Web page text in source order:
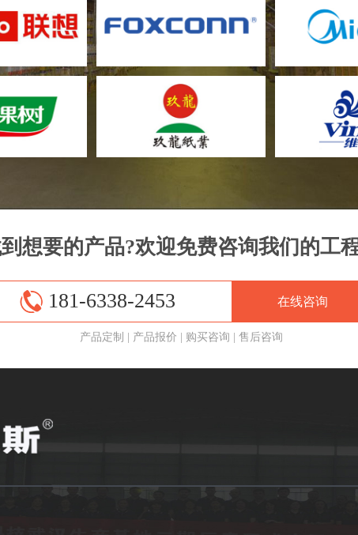
想要的产品?欢迎免费咨询我们的工
181-6338-2453 在线咨询
产品定制 | 产品报价 | 购买咨询 | 售后咨询